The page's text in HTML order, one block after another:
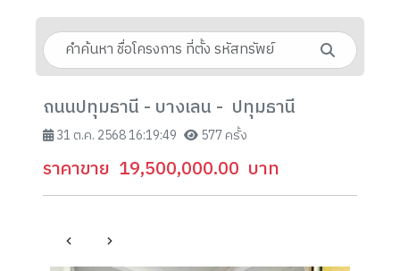
ถนนปทุมธานี - บางเลน - ปทุมธานี
31 ต.ค. 2568 16:19:49 577 ครั้ง
ราคาขาย 19,500,000.00 บาท